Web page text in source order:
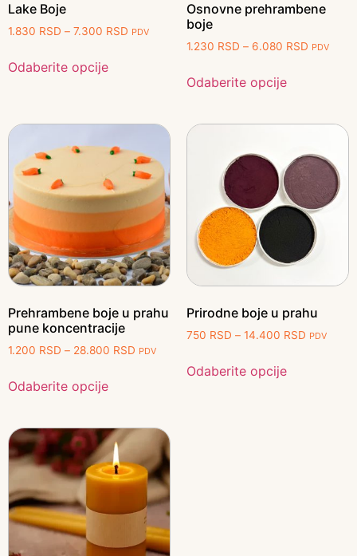
Lake Boje
1.830 RSD – 7.300 RSD PDV
Odaberite opcije
Osnovne prehrambene
boje
1.230 RSD – 6.080 RSD PDV
Odaberite opcije
Prehrambene boje u prahu
pune koncentracije
1.200 RSD – 28.800 RSD PDV
Odaberite opcije
Prirodne boje u prahu
750 RSD – 14.400 RSD PDV
Odaberite opcije